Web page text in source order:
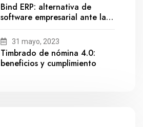
Bind ERP: alternativa de
software empresarial ante la
31 mayo, 2023
Timbrado de nómina 4.0:
beneficios y cumplimiento